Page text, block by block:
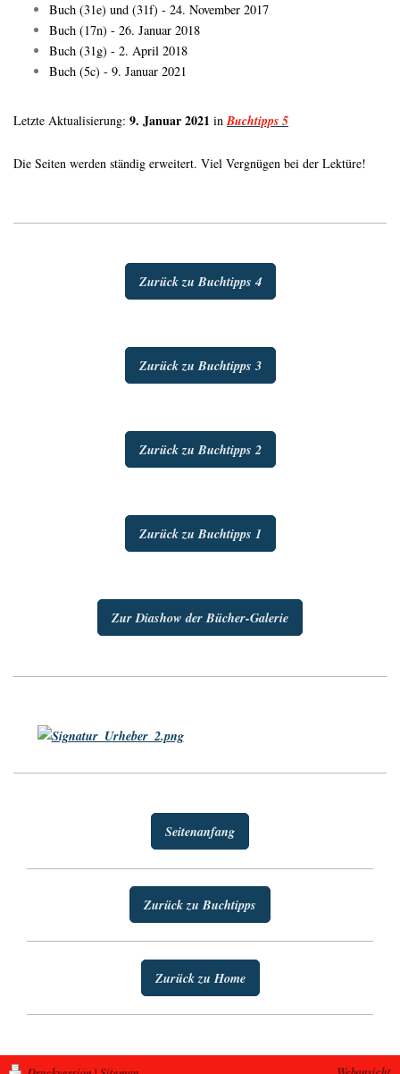
Buch (31e) und (31f) - 24. November 2017
Buch (17n) - 26. Januar 2018
Buch (31g) - 2. April 2018
Buch (5c) - 9. Januar 2021
Letzte Aktualisierung: 9. Januar 2021 in Buchtipps 5
Die Seiten werden ständig erweitert. Viel Vergnügen bei der Lektüre!
Zurück zu Buchtipps 4
Zurück zu Buchtipps 3
Zurück zu Buchtipps 2
Zurück zu Buchtipps 1
Zur Diashow der Bücher-Galerie
Seitenanfang
Zurück zu Buchtipps
Zurück zu Home